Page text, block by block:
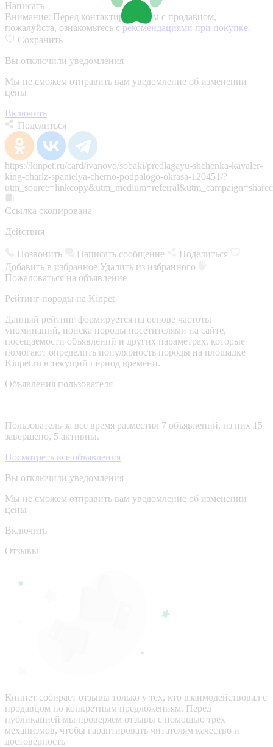
Написать
Внимание: Перед контактированием с продавцом,
пожалуйста, ознакомьтесь с рекомендациями при покупке.
Сохранить
Вы отключили уведомления
Мы не сможем отправить вам уведомление об изменении
цены
Включить
Поделиться
https://kinpet.ru/card/ivanovo/sobaki/predlagayu-shchenka-kavaler-
king-charlz-spanielya-cherno-podpalogo-okrasa-120451/?
Ссылка скопирована
Действия
Позвонить Написать сообщение
Поделиться
Добавить в избранное Удалить из избранного
Пожаловаться на объявление
Рейтинг породы на Kinpet
Данный рейтинг формируется на основе частоты
упоминаний, поиска породы посетителями на сайте,
посещаемости объявлений и других параметрах, которые
помогают определить популярность породы на площадке
Kinpet.ru в текущий период времени.
Объявления пользователя
Пользователь за все время разместил 7 объявлений, из них 15
завершено, 5 активны.
Посмотреть все объявления
Вы отключили уведомления
Мы не сможем отправить вам уведомление об изменении
цены
Включить
Отзывы
Кинпет собирает отзывы только у тех, кто взаимодействовал с
продавцом по конкретным предложениям. Перед
публикацией мы проверяем отзывы с помощью трёх
механизмов, чтобы гарантировать читателям качество и
достоверность